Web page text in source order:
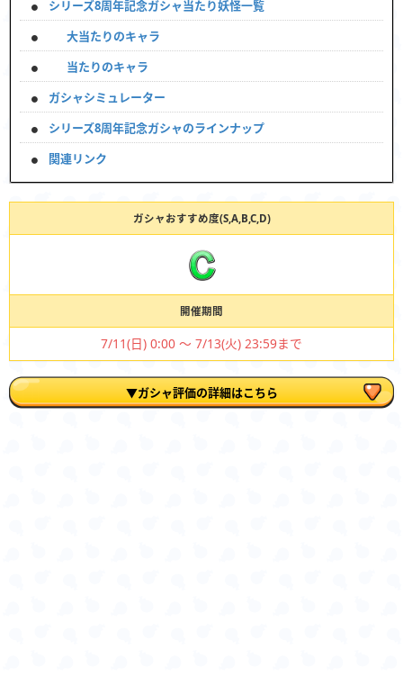
シリーズ8周年記念ガシャ当たり妖怪一覧
大当たりのキャラ
当たりのキャラ
ガシャシミュレーター
シリーズ8周年記念ガシャのラインナップ
関連リンク
ガシャおすすめ度(S,A,B,C,D)
開催期間
7/11(日) 0:00 ～ 7/13(火) 23:59まで
▼ガシャ評価の詳細はこちら